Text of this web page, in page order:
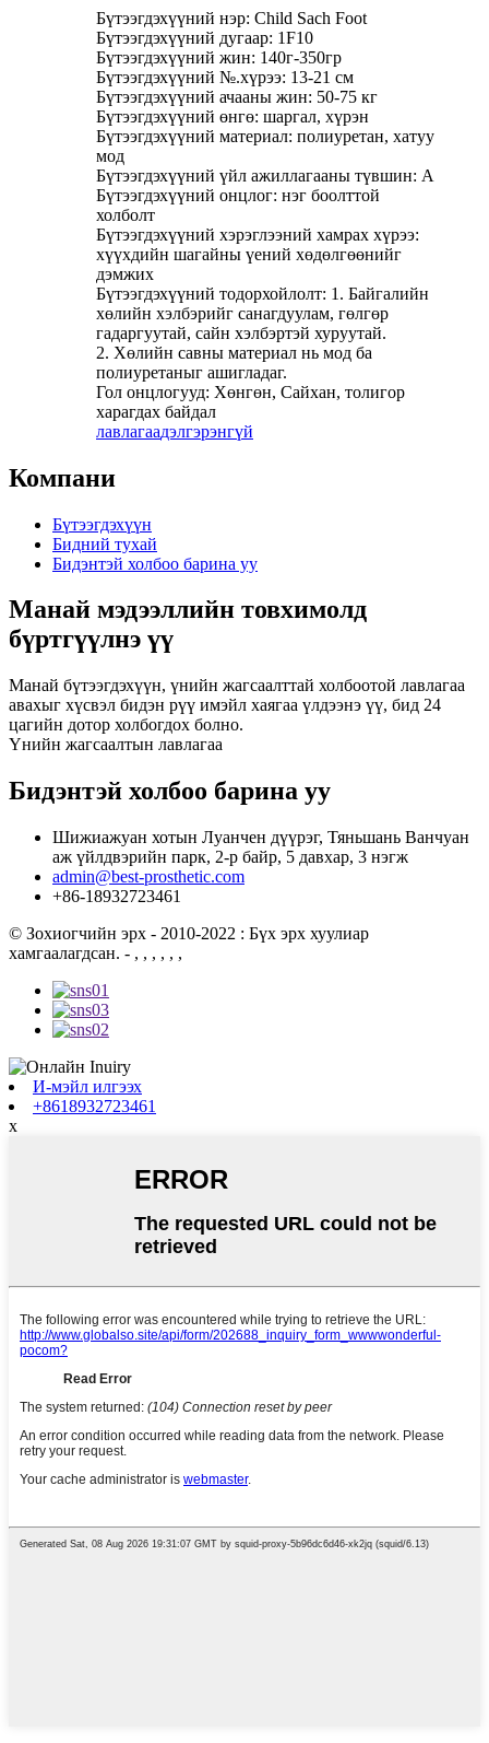
Бүтээгдэхүүний нэр: Child Sach Foot
Бүтээгдэхүүний дугаар: 1F10
Бүтээгдэхүүний жин: 140г-350гр
Бүтээгдэхүүний №.хүрээ: 13-21 см
Бүтээгдэхүүний ачааны жин: 50-75 кг
Бүтээгдэхүүний өнгө: шаргал, хүрэн
Бүтээгдэхүүний материал: полиуретан, хатуу
мод
Бүтээгдэхүүний үйл ажиллагааны түвшин: А
Бүтээгдэхүүний онцлог: нэг боолттой
холболт
Бүтээгдэхүүний хэрэглээний хамрах хүрээ:
хүүхдийн шагайны үений хөдөлгөөнийг
дэмжих
Бүтээгдэхүүний тодорхойлолт: 1. Байгалийн
хөлийн хэлбэрийг санагдуулам, гөлгөр
гадаргуутай, сайн хэлбэртэй хуруутай.
2. Хөлийн савны материал нь мод ба
полиуретаныг ашигладаг.
Гол онцлогууд: Хөнгөн, Сайхан, толигор
харагдах байдал
лавлагаадэлгэрэнгүй
Компани
Бүтээгдэхүүн
Бидний тухай
Бидэнтэй холбоо барина уу
Манай мэдээллийн товхимолд
бүртгүүлнэ үү
Манай бүтээгдэхүүн, үнийн жагсаалттай холбоотой лавлагаа
авахыг хүсвэл бидэн рүү имэйл хаягаа үлдээнэ үү, бид 24
цагийн дотор холбогдох болно.
Үнийн жагсаалтын лавлагаа
Бидэнтэй холбоо барина уу
Шижиажуан хотын Луанчен дүүрэг, Тяньшань Ванчуан
аж үйлдвэрийн парк, 2-р байр, 5 давхар, 3 нэгж
admin@best-prosthetic.com
+86-18932723461
© Зохиогчийн эрх - 2010-2022 : Бүх эрх хуулиар
хамгаалагдсан. - , , , , , ,
И-мэйл илгээх
+8618932723461
x